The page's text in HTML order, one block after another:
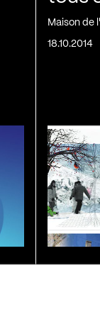
Maison de
18.10.2014